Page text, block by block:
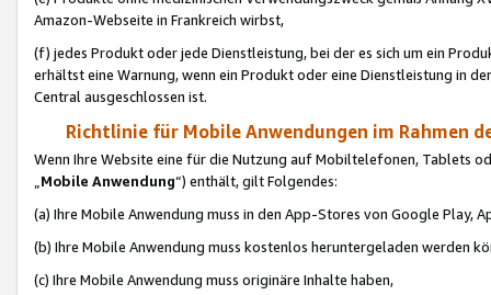
Amazon-Webseite in Frankreich wirbst,
(f) jedes Produkt oder jede Dienstleistung, bei der es sich um ein
erhältst eine Warnung, wenn ein Produkt oder eine Dienstleistung in
Central ausgeschlossen ist.
Richtlinie für Mobile Anwendungen im Rahmen
Wenn Ihre Website eine für die Nutzung auf Mobiltelefonen, Tablets
„Mobile Anwendung“) enthält, gilt Folgendes:
(a) Ihre Mobile Anwendung muss in den App-Stores von Google Play,
(b) Ihre Mobile Anwendung muss kostenlos heruntergeladen werden
(c) Ihre Mobile Anwendung muss originäre Inhalte haben,